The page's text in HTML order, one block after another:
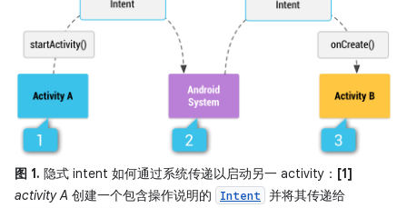
图 1. 隐式 intent 如何通过系统传递以启动另一 activity： [1]
activity A 创建一个包含操作说明的 Intent 并将其传递给